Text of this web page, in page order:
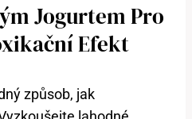
Jogurtem Pro
Efekt
způsob, jak